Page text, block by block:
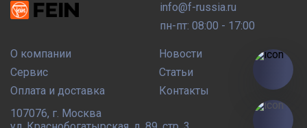
О компании
Сервис
Оплата и доставка
Новости
Статьи
Контакты
info@f-russia.ru
пн-пт: 08:00 - 17:00
107076, г. Москва